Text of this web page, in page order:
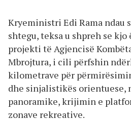
Kryeministri Edi Rama ndau
shtegu, teksa u shpreh se
projekti të Agjencisë
Mbrojtura, i cili përfshin
kilometrave për
dhe sinjalistikës orientuese,
panoramike, krijimin e
zonave rekreative.